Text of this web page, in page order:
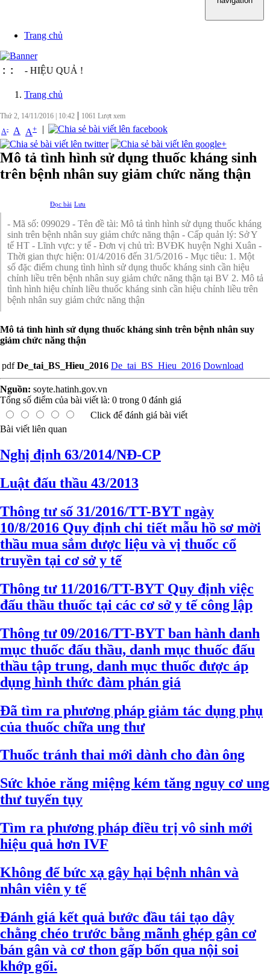
Trang chủ
: :
- HIỆU QUẢ !
Trang chủ
Thứ 2, 14/11/2016 10:42 | 1061 Lượt xem
A- A A+ |
Mô tả tình hình sử dụng thuốc kháng sinh
trên bệnh nhân suy giảm chức năng thận
Đọc bài Lưu
- Mã số: 099029 - Tên đề tài: Mô tả tình hình sử dụng thuốc kháng
sinh trên bệnh nhân suy giảm chức năng thận - Cấp quản lý: Sở Y
tế HT - Lĩnh vực: y tế - Đơn vị chủ trì: BVĐK huyện Nghi Xuân -
Thời gian thực hiện: 01/4/2016 đến 31/5/2016 - Mục tiêu: 1. Một
số đặc điểm chung tình hình sử dụng thuốc kháng sinh cần hiệu
chỉnh liều trên bệnh nhân suy giảm chức năng thận tại BV 2. Mô tả
tình hình hiệu chỉnh liều thuốc kháng sinh cần hiệu chỉnh liều trên
bệnh nhân suy giảm chức năng thận
Mô tả tình hình sử dụng thuốc kháng sinh trên bệnh nhân suy
giảm chức năng thận
pdf De_tai_BS_Hieu_2016 De_tai_BS_Hieu_2016 Download
Nguồn: soyte.hatinh.gov.vn
Tổng số điểm của bài viết là: 0 trong 0 đánh giá
Click để đánh giá bài viết
Bài viết liên quan
Nghị định 63/2014/NĐ-CP
Luật đấu thầu 43/2013
Thông tư số 31/2016/TT-BYT ngày
10/8/2016 Quy định chi tiết mẫu hồ sơ mời
thầu mua sắm dược liệu và vị thuốc cổ
truyền tại cơ sở y tế
Thông tư 11/2016/TT-BYT Quy định việc
đấu thầu thuốc tại các cơ sở y tế công lập
Thông tư 09/2016/TT-BYT ban hành danh
mục thuốc đấu thầu, danh mục thuốc đấu
thầu tập trung, danh mục thuốc được áp
dụng hình thức đàm phán giá
Đã tìm ra phương pháp giảm tác dụng phụ
của thuốc chữa ung thư
Thuốc tránh thai mới dành cho đàn ông
Sức khỏe răng miệng kém tăng nguy cơ ung
thư tuyến tụy
Tìm ra phương pháp điều trị vô sinh mới
hiệu quả hơn IVF
Không để bức xạ gây hại bệnh nhân và
nhân viên y tế
Đánh giá kết quả bước đầu tái tạo dây
chằng chéo trước bằng mãnh ghép gân cơ
bán gân và cơ thon gấp bốn qua nội soi
khớp gối.